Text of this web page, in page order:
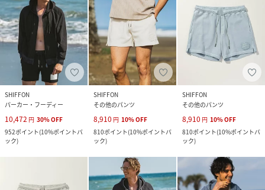
SHIFFON
パーカー・フーディー
10,472 円 30%OFF
952ポイント(10%ポイントバ
ック)
SHIFFON
その他のパンツ
8,910 円 10%OFF
810ポイント(10%ポイントバ
ック)
SHIFFON
その他のパンツ
8,910 円 10%OFF
810ポイント(10%ポイントバ
ック)